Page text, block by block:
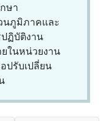
ษา
นภูมิภาคและ
ฏิบัติงาน
ในหน่วยงาน
ปรับเปลี่ยน